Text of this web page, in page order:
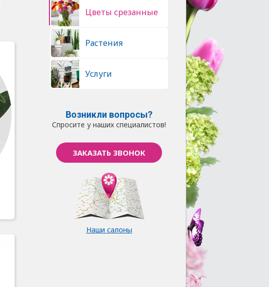
Цветы срезанные
Растения
Услуги
Возникли вопросы?
Спросите у наших специалистов!
ЗАКАЗАТЬ ЗВОНОК
Наши салоны